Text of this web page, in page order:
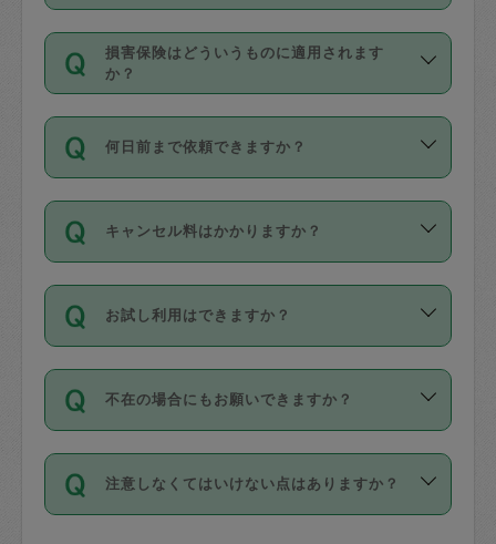
能です。依頼送信後、個別にタスカジさ
んにメッセージを送り調整してくださ
い。ただし、２時間を越えての調整はで
時間も被らない場合、損害保険の対象外
基本的に、高所での作業や危険作業、屋
外での作業は対象外です。
育園や学校の給食やレストランで料理関
係の専門職に従事されていた方、日本で
すでにハウスキーパーや英語の先生とし
てお仕事をしているフィリピン出身の
社員など様々なバックグラウンドの方が
登録しています。
日本語も話せる方など様々です。
ールに記載していますので、各自の得意
を依頼してください。
応募の際に、各自事務局との面接と説明
を行っています。その後、身分証明書の
写真提出をしていただいています。外国
確認しています。タスカジさんトレーニ
ング動画を使ったセルフトレーニングの
現場トライアルを受け、合格したタスカ
ジさんが活動されています。
※テストセンターの講評は１件目のレビュ
参考
【詳細】タスカジさんの登録に際
損害保険はどういうものに適用されます
か？
依頼者とタスカジさんとの間でタスカジ
を通して成立した作業時間内での作業に
適用されます。作業範囲は、掃除、洗
です。作業中に物を壊したり、人にけが
をさせたりした場合が対象で、補償金額
す。
写真を撮り、
詳細FAQ：
損害賠償保険について教えて
何日前まで依頼できますか？
ご依頼は、現在を起点に3日後（72時間
以降）の日時から受付可能となっていま
す。
タスカジさんへ「募集」をかけることが
可能です。
キャンセル料はかかりますか？
キャンセル料には、以下の2種類がありま
す。
1. 直前キャンセル（定期、スポット契約
共通）
72時間を超える※と、以下のキャンセル
料が発生します。
お試し利用はできますか？
「お試し利用」というメニューはありま
せんが、「一回のみ」依頼を活用するこ
とによって、気に入ったタスカジさんを
まず、条件の合う気になるタスカジさ
不在の場合にもお願いできますか？
不在の場合の作業はタスカジさんの同意
が必要です。数回の依頼ののち、タスカ
ジさんと依頼者の間で十分な信頼関係が
注意しなくてはいけない点はありますか？